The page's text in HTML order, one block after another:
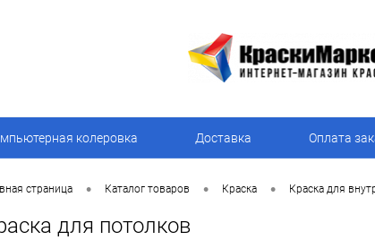
колеровка Доставка Оплата
страница • Каталог товаров • Краска • Краска для
для потолков